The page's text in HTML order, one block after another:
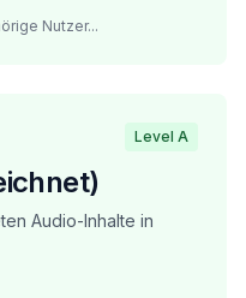
Nutzer...
Level A
Audio-Inhalte in